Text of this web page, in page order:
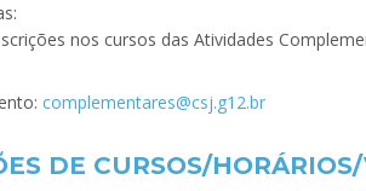
nos cursos das Atividades
complementares@csj.g12.br
DE CURSOS/